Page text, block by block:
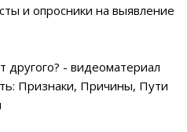
и опросники на выявление
другого? - видеоматериал
Признаки, Причины, Пути